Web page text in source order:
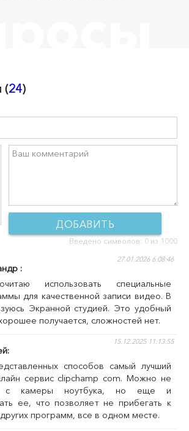
(24)
ДОБАВИТЬ
КОММЕНТАРИЙ
Введено символов: 0 из 1000
27.01.2026 6:08:46
использовать специальные
для качественной записи видео. В
Экранной студией. Это удобный
получается, сложностей нет.
15.12.2025 11:13:55
способов самый лучший
сервис clipchamp сom. Можно не
с камеры ноутбука, но еще и
ее, что позволяет не прибегать к
программ, все в одном месте.